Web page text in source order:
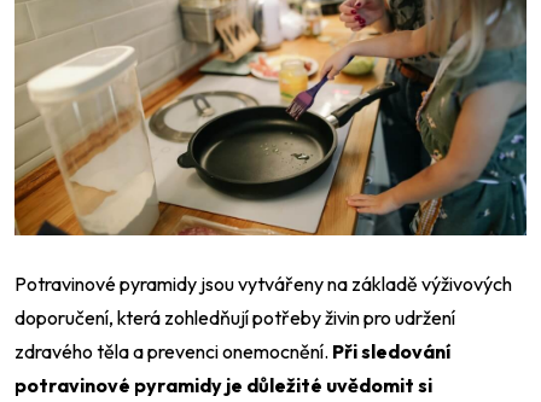
Potravinové pyramidy jsou vytvářeny na základě výživových
doporučení, která zohledňují potřeby živin pro udržení
zdravého těla a prevenci onemocnění. Při sledování
potravinové pyramidy je důležité uvědomit si